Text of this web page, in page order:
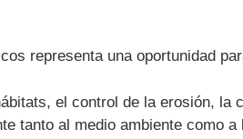
representa una oportunidad
el control de la erosión, la
tanto al medio ambiente como